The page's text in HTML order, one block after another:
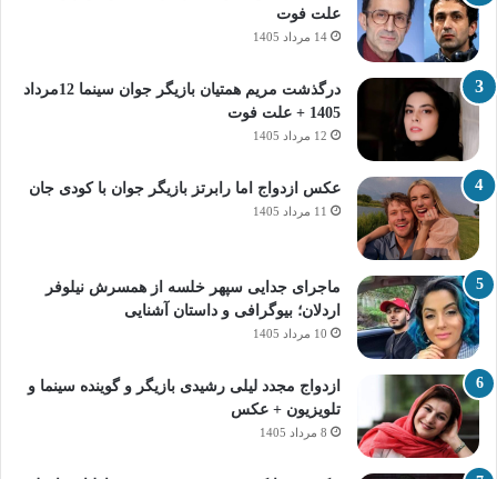
علت فوت
14 مرداد 1405
درگذشت مریم همتیان بازیگر جوان سینما 12مرداد
1405 + علت فوت
12 مرداد 1405
عکس ازدواج اما رابرتز بازیگر جوان با کودی جان
11 مرداد 1405
ماجرای جدایی سپهر خلسه از همسرش نیلوفر
اردلان؛ بیوگرافی و داستان آشنایی
10 مرداد 1405
ازدواج مجدد لیلی رشیدی بازیگر و گوینده سینما و
تلویزیون + عکس
8 مرداد 1405